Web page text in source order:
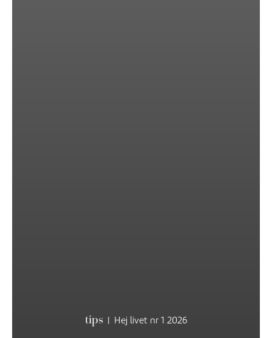
tips | Hej livet nr 1 2026